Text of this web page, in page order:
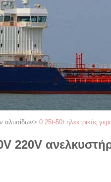
αλυσίδων> 0.25t-50t ηλεκτρικός
220V